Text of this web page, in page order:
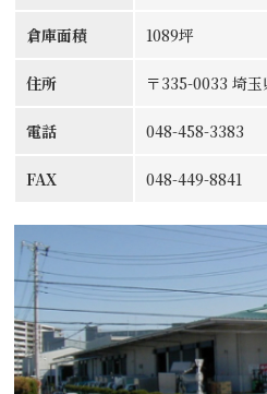
倉庫面積 1089坪
住所 〒335-0033 埼
電話 048-458-3383
FAX 048-449-8841